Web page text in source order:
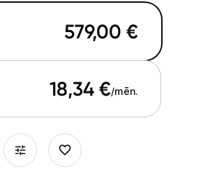
579,00 €
18,34 €/mēn.